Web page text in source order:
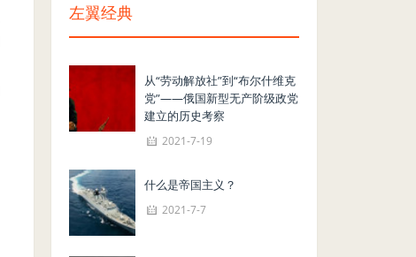
左翼经典
从“劳动解放社”到“布尔什维克
党”——俄国新型无产阶级政党
建立的历史考察
2021-7-19
什么是帝国主义？
2021-7-7